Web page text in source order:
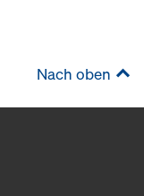
Nach oben